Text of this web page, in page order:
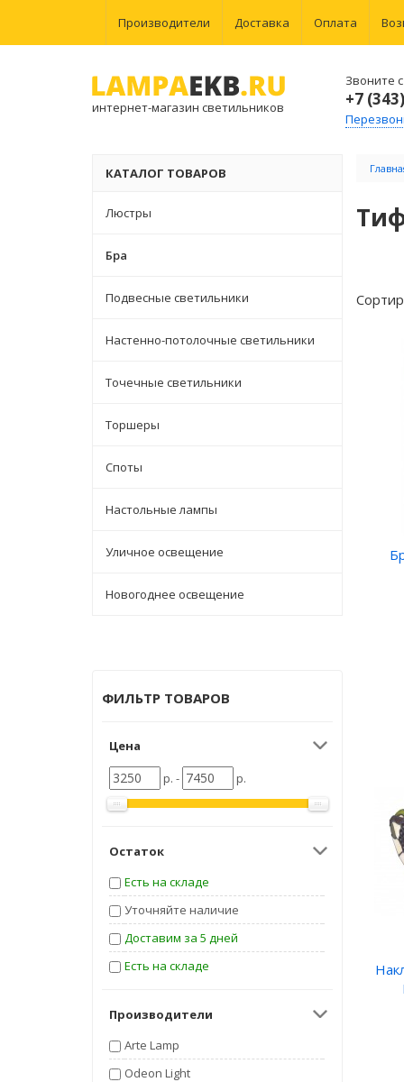
Производители Доставка Оплата
интернет-магазин светильников
Звоните
+7
КАТАЛОГ ТОВАРОВ
Люстры
Бра
Подвесные светильники
Настенно-потолочные светильники
Точечные светильники
Торшеры
Споты
Настольные лампы
Уличное освещение
Новогоднее освещение
ФИЛЬТР ТОВАРОВ
Цена
р. -
р.
Остаток
Есть на складе
Уточняйте наличие
Доставим за 5 дней
Есть на складе
Производители
Arte Lamp
Odeon Light